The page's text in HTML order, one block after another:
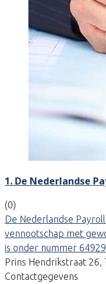
1. De Nederlandse
(0)
De Nederlandse
vennootschap met
is onder nummer
Prins Hendrikstraat 26,
Contactgegevens